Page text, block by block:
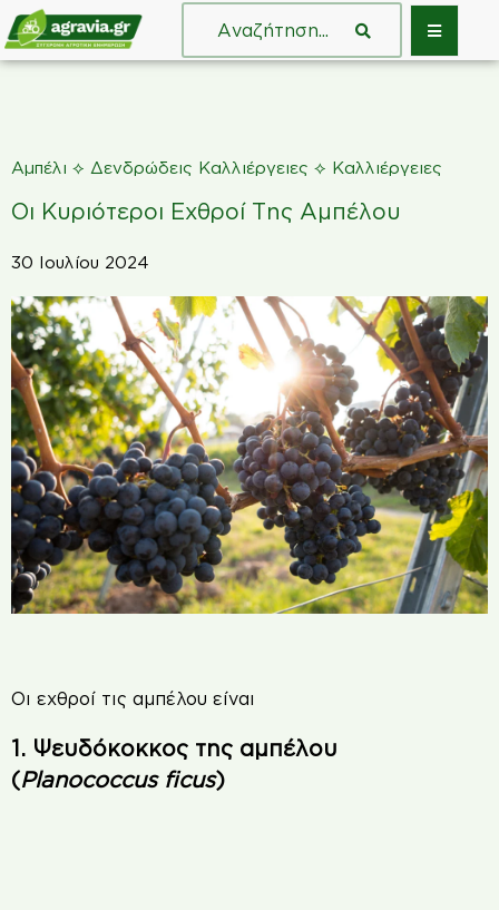
Αμπέλι ⟡ Δενδρώδεις Καλλιέργειες ⟡ Καλλιέργειες
Οι Κυριότεροι Εχθροί Της Αμπέλου
30 Ιουλίου 2024
Οι εχθροί τις αμπέλου είναι
1. Ψευδόκοκκος της αμπέλου
(Planococcus ficus)